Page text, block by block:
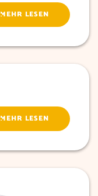
MEHR LESEN
MEHR LESEN